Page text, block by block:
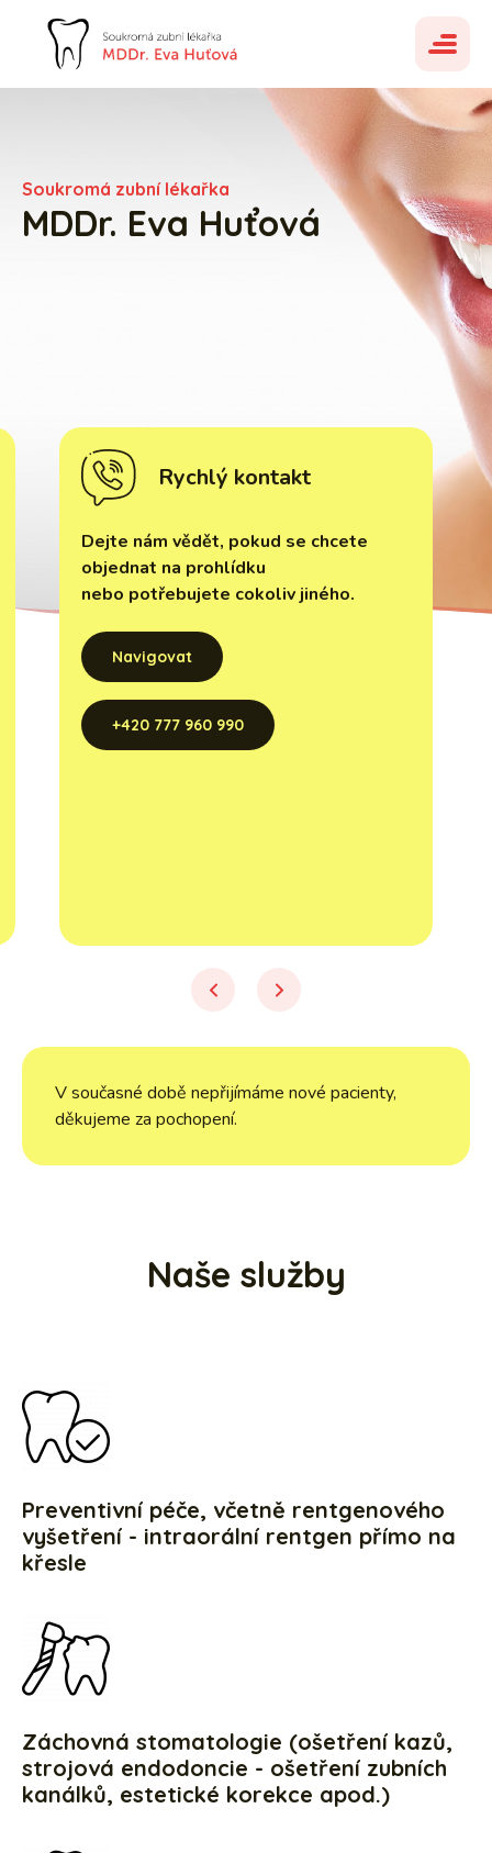
mobilní
menu
Soukromá zubní lékařka
MDDr. Eva Huťová
Rychlý kontakt
Dejte nám vědět, pokud se chcete
objednat na prohlídku
nebo potřebujete cokoliv jiného.
Navigovat
+420 777 960 990
prev next
V současné době nepřijímáme nové pacienty,
děkujeme za pochopení.
Naše služby
Preventivní péče, včetně rentgenového
vyšetření - intraorální rentgen přímo na
křesle
Záchovná stomatologie (ošetření kazů,
strojová endodoncie - ošetření zubních
kanálků, estetické korekce apod.)